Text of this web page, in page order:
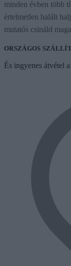
minden évben több
értelmetlen halált
mutatós csináld
ORSZÁGOS
És ingyenes átvétel